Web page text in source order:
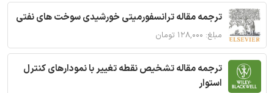
ترجمه مقاله ترانسفورمیتی خورشیدی سوخت های نفتی
مبلغ: ۱۲۸,۰۰۰ تومان
ترجمه مقاله تشخیص نقطه تغییر با نمودارهای کنترل
استوار